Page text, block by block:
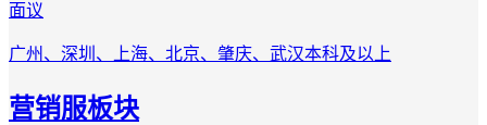
面议
广州、深圳、上海、北京、肇庆、武汉本科及以上
营销服板块